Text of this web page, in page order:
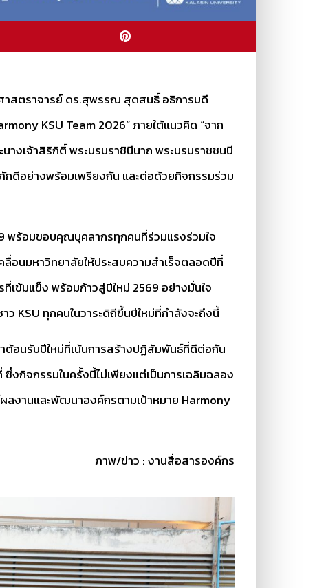
าสตราจารย์ ดร.สุพรรณ สุดสนธิ์ อธิการบดี
KSU Team 2026” ภายใต้แนวคิด “จาก
างเจ้าสิริกิติ์ พระบรมราชินีนาถ พระบรมราชชนนี
ดีอย่างพร้อมเพรียงกัน และต่อด้วยกิจกรรมร่วม
พร้อมขอบคุณบุคลากรทุกคนที่ร่วมแรงร่วมใจ
อนมหาวิทยาลัยให้ประสบความสำเร็จตลอดปีที่
เข้มแข็ง พร้อมก้าวสู่ปีใหม่ 2569 อย่างมั่นใจ
KSU ทุกคนในวาระดิถีขึ้นปีใหม่ที่กำลังจะถึงนี้
ต้อนรับปีใหม่ที่เน้นการสร้างปฏิสัมพันธ์ที่ดีต่อกัน
กิจกรรมในครั้งนี้ไม่เพียงแต่เป็นการเฉลิมฉลอง
ลงานและพัฒนาองค์กรตามเป้าหมาย Harmony
ภาพ/ข่าว : งานสื่อสารองค์กร